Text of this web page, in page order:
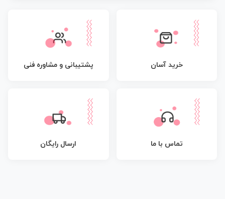
خرید آسان پشتیبانی و مشاوره فنی
تماس با ما ارسال رایگان